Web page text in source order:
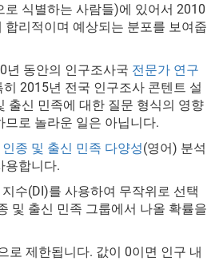
로 식별하는 사람들)에 있어서 2010
합리적이며 예상되는 분포를 보여줍
년 동안의 인구조사국 전문가 연구
히 2015년 전국 인구조사 콘텐트 설
출신 민족에 대한 질문 형식의 영향
므로 놀라운 일은 아닙니다.
인종 및 출신 민족 다양성(영어) 분석
용합니다.
수(DI)를 사용하여 무작위로 선택
및 출신 민족 그룹에서 나올 확률을
로 제한됩니다. 값이 0이면 인구 내